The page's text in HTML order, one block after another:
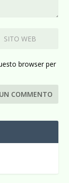
browser per